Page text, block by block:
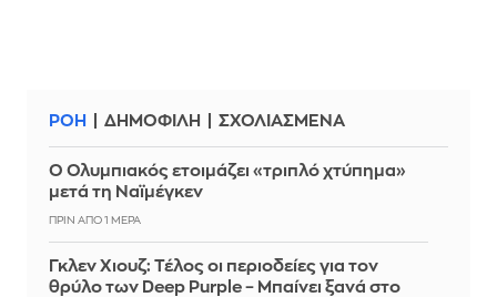
ΡΟΗ ΔΗΜΟΦΙΛΗ ΣΧΟΛΙΑΣΜΕΝΑ
Ο Ολυμπιακός ετοιμάζει «τριπλό χτύπημα»
μετά τη Ναϊμέγκεν
ΠΡΙΝ ΑΠΌ 1 ΜΈΡΑ
Γκλεν Χιουζ: Τέλος οι περιοδείες για τον
θρύλο των Deep Purple – Μπαίνει ξανά στο